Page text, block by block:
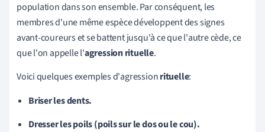
population dans son ensemble. Par conséquent, les
membres d'une même espèce développent des signes
avant-coureurs et se battent jusqu'à ce que l'autre cède, ce
que l'on appelle l'agression rituelle.
Voici quelques exemples d'agressionrituelle:
Briser les dents.
Dresser les poils (poils sur le dos ou le cou).